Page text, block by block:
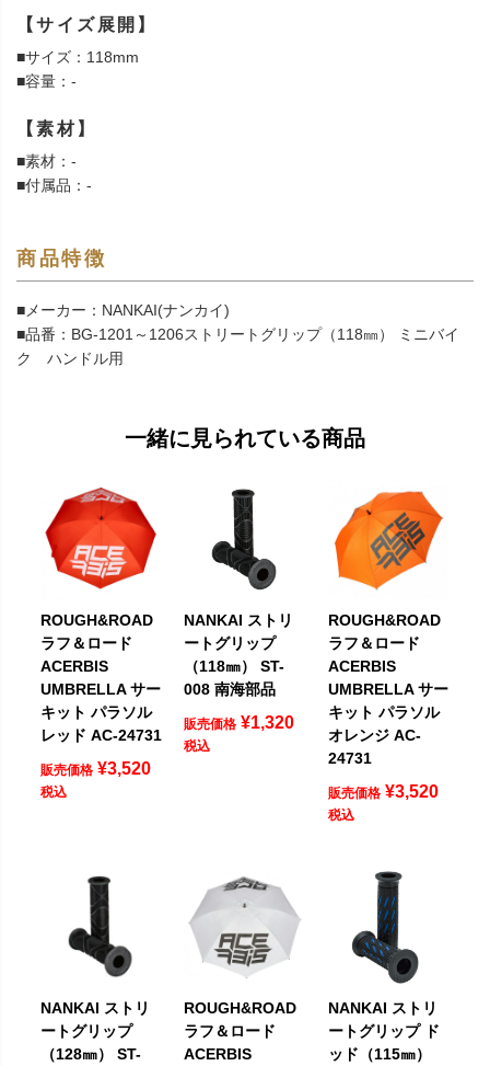
【サイズ展開】
■サイズ：118mm
■容量：-
【素材】
■素材：-
■付属品：-
商品特徴
■メーカー：NANKAI(ナンカイ)
■品番：BG-1201～1206ストリートグリップ（118㎜） ミニバイ
ク ハンドル用
一緒に見られている商品
ROUGH&ROAD
ラフ＆ロード
ACERBIS
UMBRELLA サー
キット パラソル
レッド AC-24731
販売価格 ¥3,520
税込
NANKAI ストリ
ートグリップ
（118㎜） ST-
008 南海部品
販売価格 ¥1,320
税込
ROUGH&ROAD
ラフ＆ロード
ACERBIS
UMBRELLA サー
キット パラソル
オレンジ AC-
24731
販売価格 ¥3,520
税込
NANKAI ストリ
ートグリップ
（128㎜） ST-
ROUGH&ROAD
ラフ＆ロード
ACERBIS
NANKAI ストリ
ートグリップ ド
ッド（115㎜）